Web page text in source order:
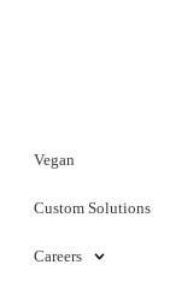
Vegan
Custom Solutions
Careers